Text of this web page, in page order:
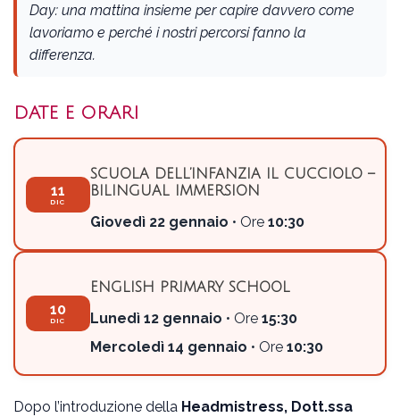
Day: una mattina insieme per capire davvero come
lavoriamo e perché i nostri percorsi fanno la
differenza.
DATE E ORARI
11
DIC
SCUOLA DELL’INFANZIA IL CUCCIOLO –
BILINGUAL IMMERSION
Giovedì 22 gennaio • Ore 10:30
10
DIC
ENGLISH PRIMARY SCHOOL
Lunedì 12 gennaio • Ore 15:30
Mercoledì 14 gennaio • Ore 10:30
Dopo l’introduzione della Headmistress, Dott.ssa